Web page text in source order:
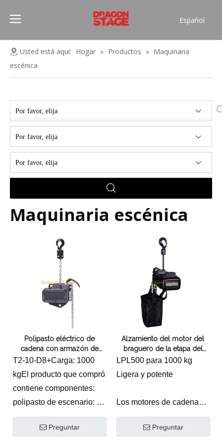
Español
Pусский
العربية
Usted está aquí: Hogar » Productos » Maquinaria
escénica
Por favor, elija
Por favor, elija
Por favor, elija
Maquinaria escénica
Polipasto eléctrico de
cadena con armazón de
1000 kg para levantar la
T2-10-D8+Carga: 1000
kgEl producto que compró
contiene componentes:
polipasto de escenario: 1
ud.
Caja de vuelo del
Preguntar
Alzamiento del motor del
braguero de la etapa del
dragón del alzamiento de
del GIS alzamiento de
tonelada D8
LPL500 para 1000 kg
Ligera y potente
Los motores de cadena
de entretenimiento más
livianos de su categoría
Preguntar